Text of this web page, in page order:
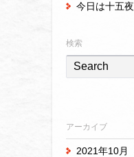
今日は十五夜
検索
アーカイブ
2021年10月